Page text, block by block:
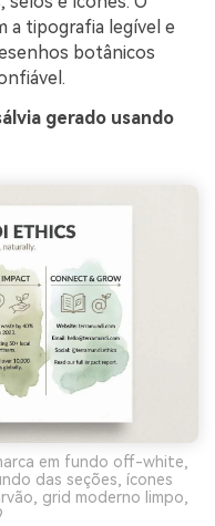
a tipografia legível e
botânicos
gerado usando
em fundo off-white,
das seções, ícones
grid moderno limpo,